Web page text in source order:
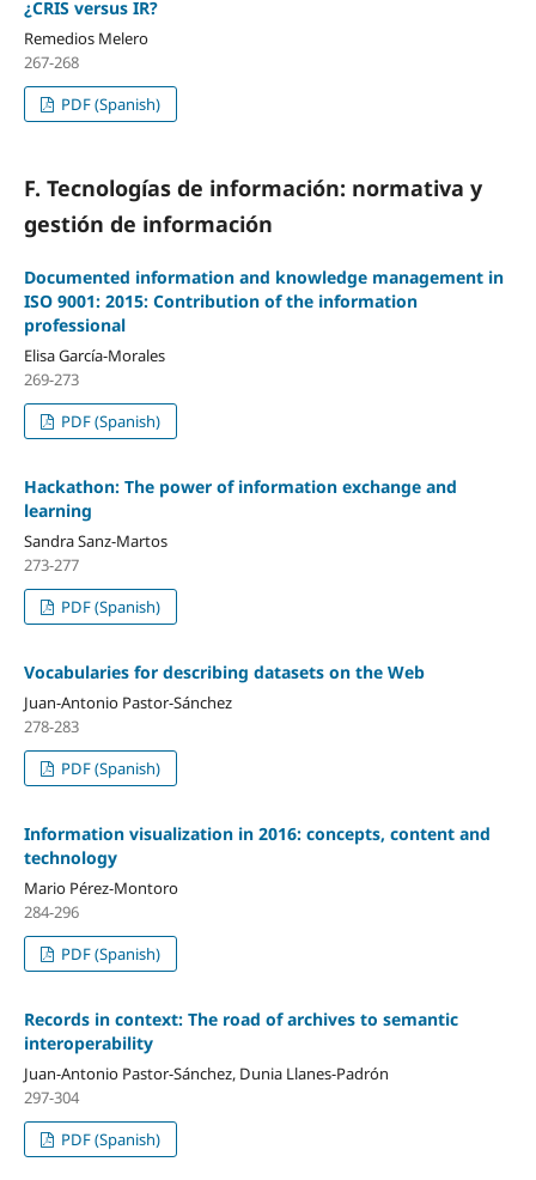
¿CRIS versus IR?
Remedios Melero
267-268
PDF (Spanish)
F. Tecnologí­as de información: normativa y
gestión de información
Documented information and knowledge management in
ISO 9001: 2015: Contribution of the information
professional
Elisa Garcí­a-Morales
269-273
PDF (Spanish)
Hackathon: The power of information exchange and
learning
Sandra Sanz-Martos
273-277
PDF (Spanish)
Vocabularies for describing datasets on the Web
Juan-Antonio Pastor-Sánchez
278-283
PDF (Spanish)
Information visualization in 2016: concepts, content and
technology
Mario Pérez-Montoro
284-296
PDF (Spanish)
Records in context: The road of archives to semantic
interoperability
Juan-Antonio Pastor-Sánchez, Dunia Llanes-Padrón
297-304
PDF (Spanish)